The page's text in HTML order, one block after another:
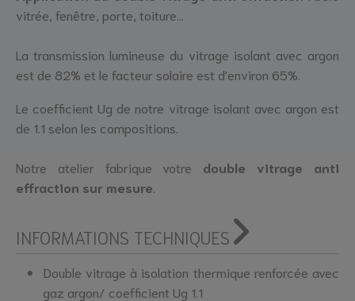
vitrée, fenêtre, porte, toiture...
La transmission lumineuse du vitrage isolant avec argon
est de 82% et le facteur solaire est d'environ 65%.
Le coefficient Ug de notre vitrage isolant avec argon est
de 1.1 selon les compositions.
Notre atelier fabrique votre double vitrage anti
effraction sur mesure
INFORMATIONS TECHNIQUES
Double vitrage à isolation thermique renforcée avec
gaz argon/ coefficient Ug 1.1